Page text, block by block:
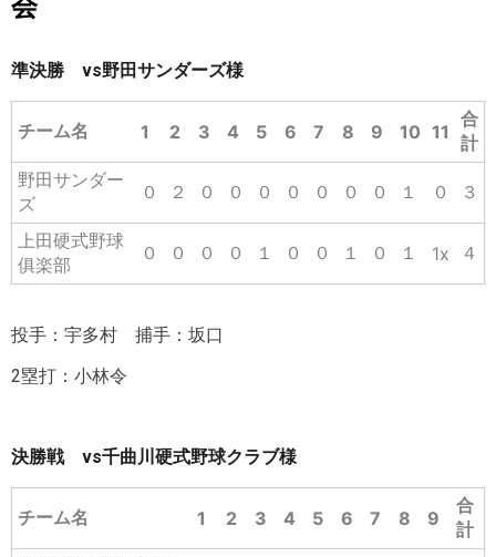
会
準決勝 vs野田サンダーズ様
チーム名 1 2 3 4 5 6 7 8 9 10 11
合
計
野田サンダー
ズ
０ ２ ０ ０ ０ ０ ０ ０ ０ １ ０ ３
上田硬式野球
俱楽部
０ ０ ０ ０ １ ０ ０ １ ０ １ 1x ４
投手：宇多村 捕手：坂口
2塁打：小林令
決勝戦 vs千曲川硬式野球クラブ様
チーム名 1 2 3 4 5 6 7 8 9
合
計